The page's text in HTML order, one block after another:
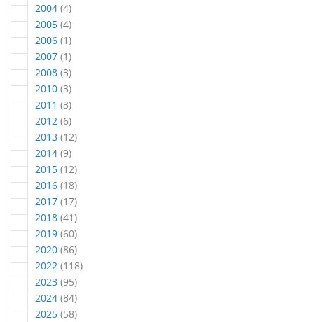
2004 4articles
2005 4articles
2006 1article
2007 1article
2008 3articles
2010 3articles
2011 3articles
2012 6articles
2013 12articles
2014 9articles
2015 12articles
2016 18articles
2017 17articles
2018 41articles
2019 60articles
2020 86articles
2022 118articles
2023 95articles
2024 84articles
2025 58articles